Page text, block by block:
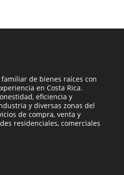
de bienes raíces con
en Costa Rica.
eficiencia y
y diversas zonas del
de compra, venta y
residenciales, comerciales